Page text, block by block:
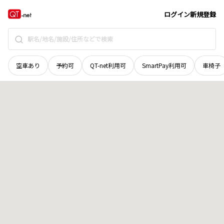
ログイン新規登録
空車あり 予約可 QT-net利用可 SmartPay利用可 車椅子
岡山県